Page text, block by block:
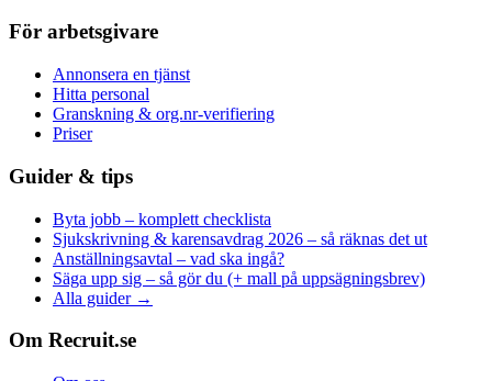
För arbetsgivare
Annonsera en tjänst
Hitta personal
Granskning & org.nr-verifiering
Priser
Guider & tips
Byta jobb – komplett checklista
Sjukskrivning & karensavdrag 2026 – så räknas det ut
Anställningsavtal – vad ska ingå?
Säga upp sig – så gör du (+ mall på uppsägningsbrev)
Alla guider →
Om Recruit.se